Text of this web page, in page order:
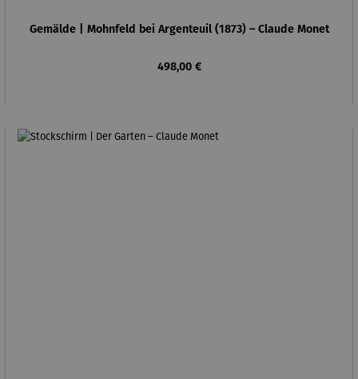
Gemälde | Mohnfeld bei Argenteuil (1873) – Claude Monet
Regulärer Preis:
498,00 €